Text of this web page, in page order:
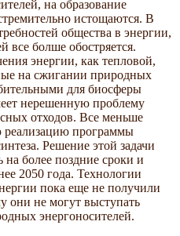
на образование
истощаются. В
общества в энергии,
все болше обостряется.
энергии, как тепловой,
на сжигании природных
для биосферы
нерешенную проблему
отходов. Все меньше
программы
Решение этой задачи
на более поздние сроки и
2050 года. Технологии
пока еще не получили
они не могут выступать
энергоносителей.